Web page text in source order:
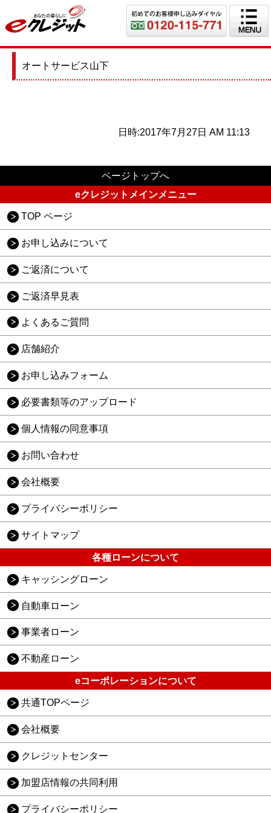
オートサービス山下
日時:2017年7月27日 AM 11:13
ページトップへ
eクレジットメインメニュー
TOP ページ
お申し込みについて
ご返済について
ご返済早見表
よくあるご質問
店舗紹介
お申し込みフォーム
必要書類等のアップロード
個人情報の同意事項
お問い合わせ
会社概要
プライバシーポリシー
サイトマップ
各種ローンについて
キャッシングローン
自動車ローン
事業者ローン
不動産ローン
eコーポレーションについて
共通TOPページ
会社概要
クレジットセンター
加盟店情報の共同利用
プライバシーポリシー